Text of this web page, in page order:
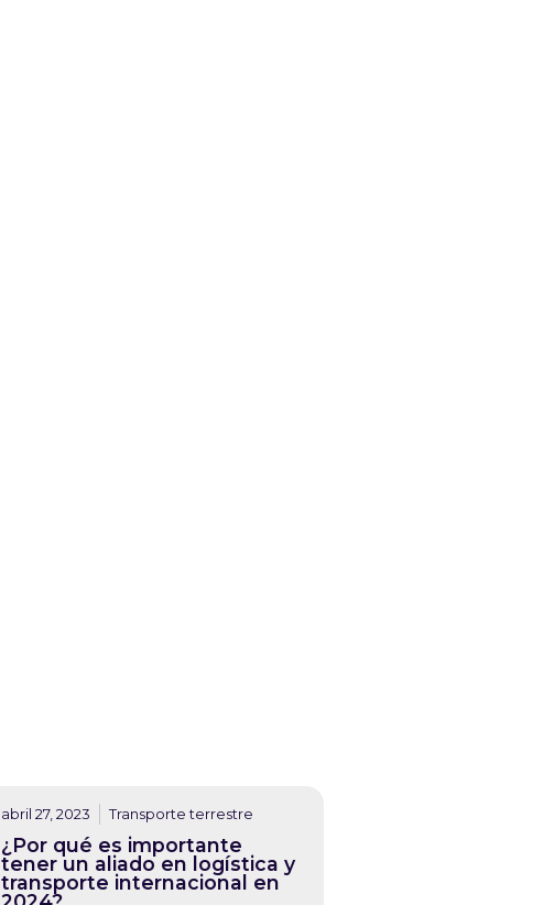
abril 27, 2023 Transporte terrestre
¿Por qué es importante
tener un aliado en logística y
transporte internacional en